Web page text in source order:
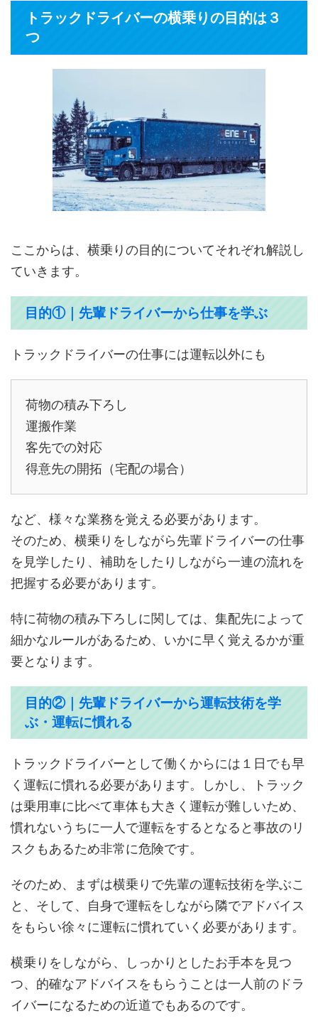
トラックドライバーの横乗りの目的は３
つ
ここからは、横乗りの目的についてそれぞれ解説し
ていきます。
目的①｜先輩ドライバーから仕事を学ぶ
トラックドライバーの仕事には運転以外にも
荷物の積み下ろし
運搬作業
客先での対応
得意先の開拓（宅配の場合）
など、様々な業務を覚える必要があります。
そのため、横乗りをしながら先輩ドライバーの仕事
を見学したり、補助をしたりしながら一連の流れを
把握する必要があります。
特に荷物の積み下ろしに関しては、集配先によって
細かなルールがあるため、いかに早く覚えるかが重
要となります。
目的②｜先輩ドライバーから運転技術を学
ぶ・運転に慣れる
トラックドライバーとして働くからには１日でも早
く運転に慣れる必要があります。しかし、トラック
は乗用車に比べて車体も大きく運転が難しいため、
慣れないうちに一人で運転をするとなると事故のリ
スクもあるため非常に危険です。
そのため、まずは横乗りで先輩の運転技術を学ぶこ
と、そして、自身で運転をしながら隣でアドバイス
をもらい徐々に運転に慣れていく必要があります。
横乗りをしながら、しっかりとしたお手本を見つ
つ、的確なアドバイスをもらうことは一人前のドラ
イバーになるための近道でもあるのです。